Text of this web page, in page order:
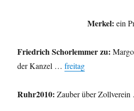
Merkel: ein
Friedrich Schorlemmer zu:
der Kanzel …freitag
Ruhr2010: Zauber über